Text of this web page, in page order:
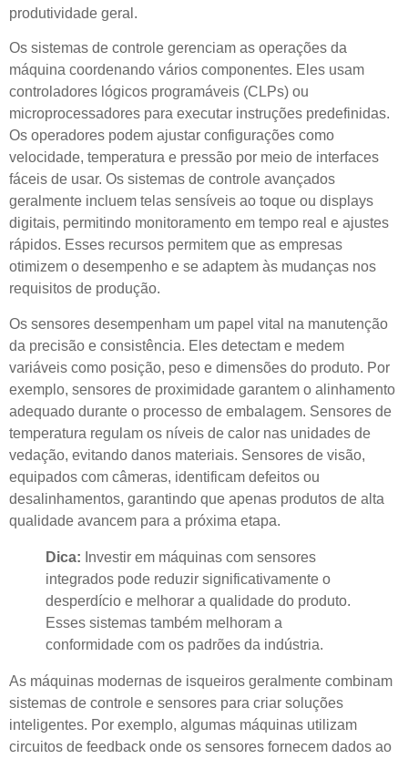
produtividade geral.
Os sistemas de controle gerenciam as operações da
máquina coordenando vários componentes. Eles usam
controladores lógicos programáveis ​​(CLPs) ou
microprocessadores para executar instruções predefinidas.
Os operadores podem ajustar configurações como
velocidade, temperatura e pressão por meio de interfaces
fáceis de usar. Os sistemas de controle avançados
geralmente incluem telas sensíveis ao toque ou displays
digitais, permitindo monitoramento em tempo real e ajustes
rápidos. Esses recursos permitem que as empresas
otimizem o desempenho e se adaptem às mudanças nos
requisitos de produção.
Os sensores desempenham um papel vital na manutenção
da precisão e consistência. Eles detectam e medem
variáveis ​​como posição, peso e dimensões do produto. Por
exemplo, sensores de proximidade garantem o alinhamento
adequado durante o processo de embalagem. Sensores de
temperatura regulam os níveis de calor nas unidades de
vedação, evitando danos materiais. Sensores de visão,
equipados com câmeras, identificam defeitos ou
desalinhamentos, garantindo que apenas produtos de alta
qualidade avancem para a próxima etapa.
Dica: Investir em máquinas com sensores
integrados pode reduzir significativamente o
desperdício e melhorar a qualidade do produto.
Esses sistemas também melhoram a
conformidade com os padrões da indústria.
As máquinas modernas de isqueiros geralmente combinam
sistemas de controle e sensores para criar soluções
inteligentes. Por exemplo, algumas máquinas utilizam
circuitos de feedback onde os sensores fornecem dados ao